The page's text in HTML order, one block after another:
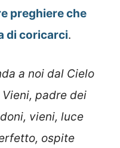
preghiere che
di coricarci.
a noi dal Cielo
padre dei
vieni, luce
ospite